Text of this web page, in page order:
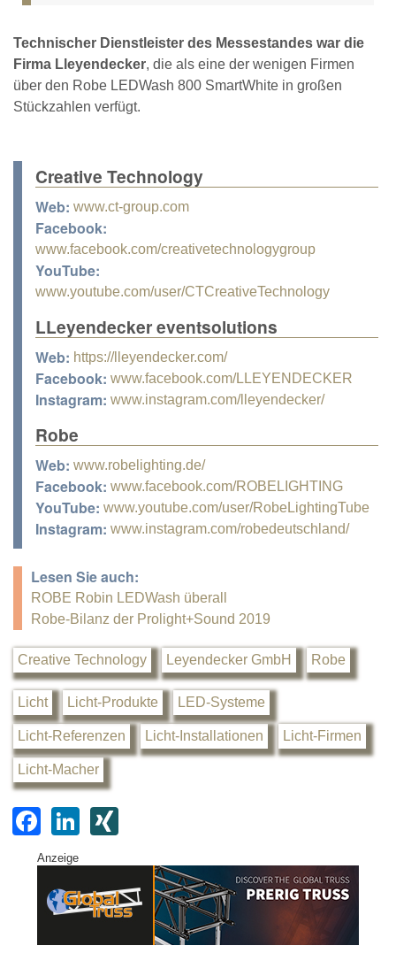
Technischer Dienstleister des Messestandes war die
Firma Lleyendecker, die als eine der wenigen Firmen
über den Robe LEDWash 800 SmartWhite in großen
Stückzahlen verfügt.
Creative Technology
Web: www.ct-group.com
Facebook:
www.facebook.com/creativetechnologygroup
YouTube:
www.youtube.com/user/CTCreativeTechnology
LLeyendecker eventsolutions
Web: https://lleyendecker.com/
Facebook: www.facebook.com/LLEYENDECKER
Instagram: www.instagram.com/lleyendecker/
Robe
Web: www.robelighting.de/
Facebook: www.facebook.com/ROBELIGHTING
YouTube: www.youtube.com/user/RobeLightingTube
Instagram: www.instagram.com/robedeutschland/
Lesen Sie auch:
ROBE Robin LEDWash überall
Robe-Bilanz der Prolight+Sound 2019
Creative Technology Leyendecker GmbH Robe
Licht Licht-Produkte LED-Systeme
Licht-Referenzen Licht-Installationen Licht-Firmen
Licht-Macher
F
a
c
e
Li
k
e
G
Anzeige